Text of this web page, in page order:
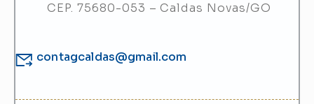
CEP. 75680-053 – Caldas Novas/GO
contagcaldas@gmail.com